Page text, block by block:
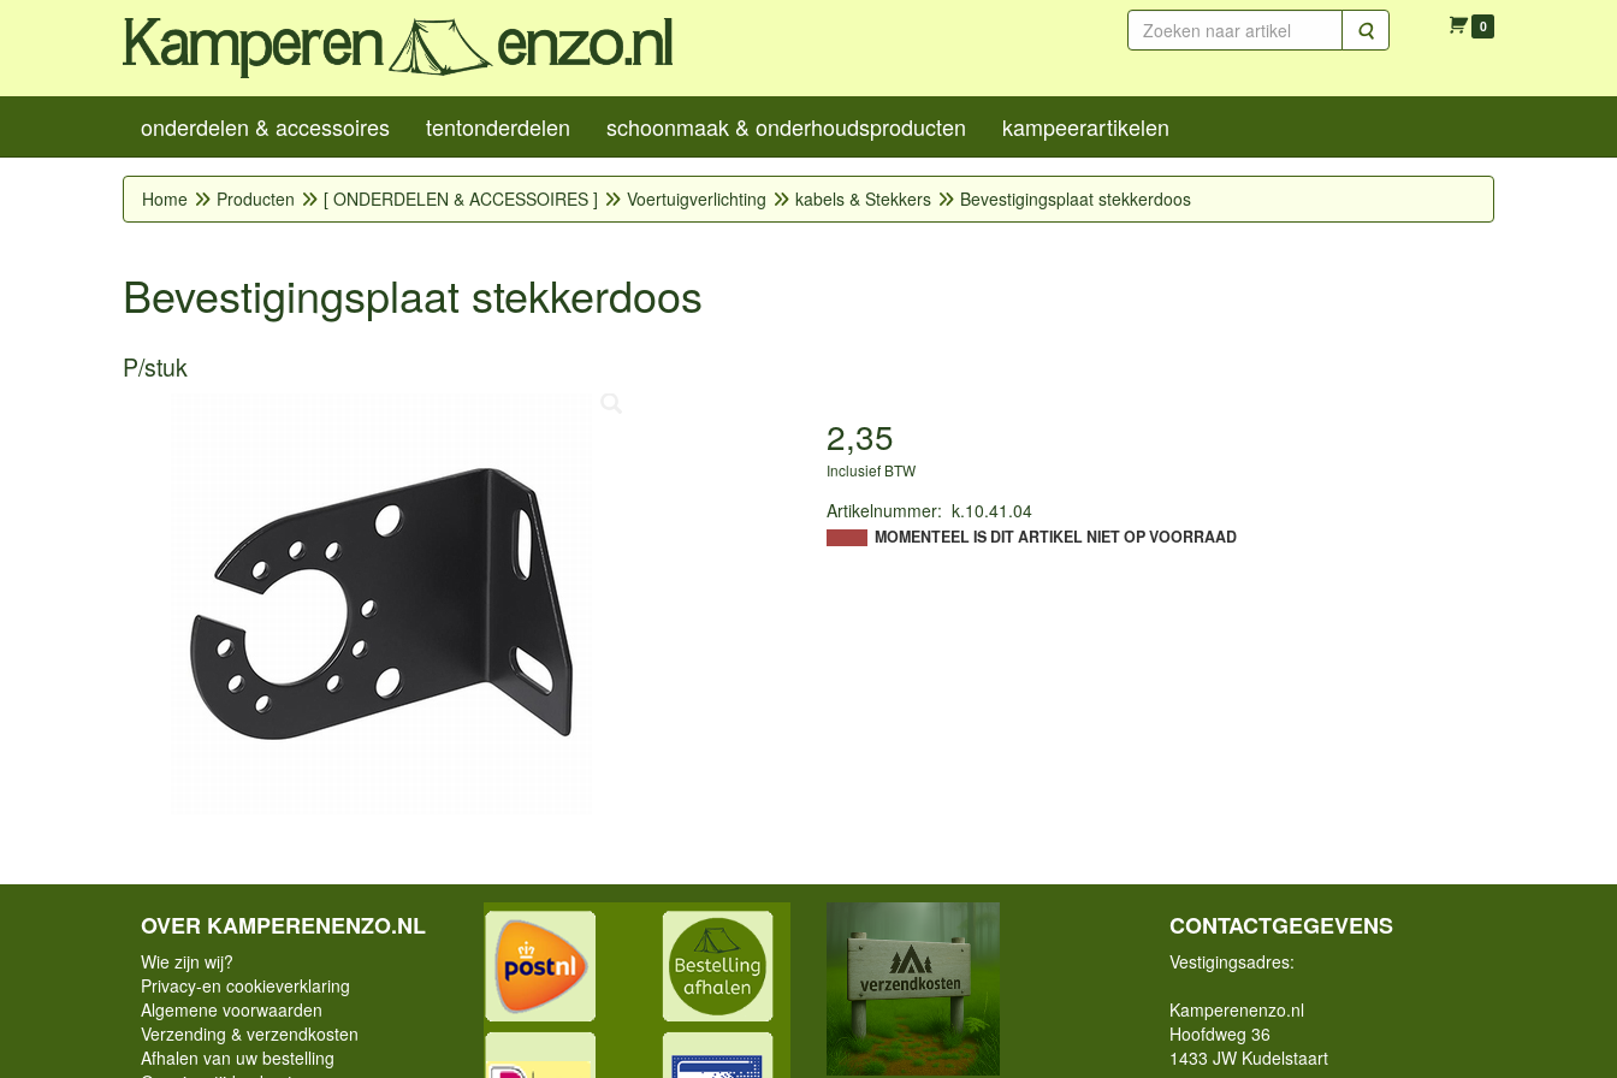
Zoeken 0
onderdelen & accessoires tentonderdelen schoonmaak & onderhoudsproducten kampeerartikelen
Home Producten [ ONDERDELEN & ACCESSOIRES ] Voertuigverlichting kabels & Stekkers Bevestigingsplaat stekkerdoos
Bevestigingsplaat stekkerdoos
P/stuk
2,35
Inclusief BTW
Artikelnummer: k.10.41.04
MOMENTEEL IS DIT ARTIKEL NIET OP VOORRAAD
OVER KAMPERENENZO.NL
Wie zijn wij?
Privacy-en cookieverklaring
Algemene voorwaarden
Verzending & verzendkosten
Afhalen van uw bestelling
CONTACTGEGEVENS
Vestigingsadres:
Kamperenenzo.nl
Hoofdweg 36
1433 JW Kudelstaart